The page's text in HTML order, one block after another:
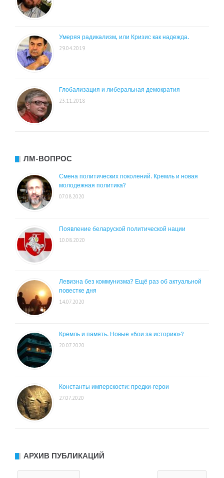
Умеряя радикализм, или Кризис как надежда.
29.04.2019
Глобализация и либеральная демократия
23.11.2018
ЛМ-ВОПРОС
Смена политических поколений. Кремль и новая
молодежная политика?
07.08.2020
Появление беларуской политической нации
10.08.2020
Левизна без коммунизма? Ещё раз об актуальной
повестке дня
14.07.2020
Кремль и память. Новые «бои за историю»?
20.07.2020
Константы имперскости: предки-герои
27.07.2020
АРХИВ ПУБЛИКАЦИЙ